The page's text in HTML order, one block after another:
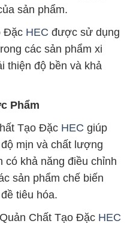
sản phẩm.
Đặc HEC được sử dụng
các sản phẩm xi
thiện độ bền và khả
Phẩm
Tạo Đặc HEC giúp
mịn và chất lượng
có khả năng điều chỉnh
sản phẩm chế biến
tiêu hóa.
Chất Tạo Đặc HEC